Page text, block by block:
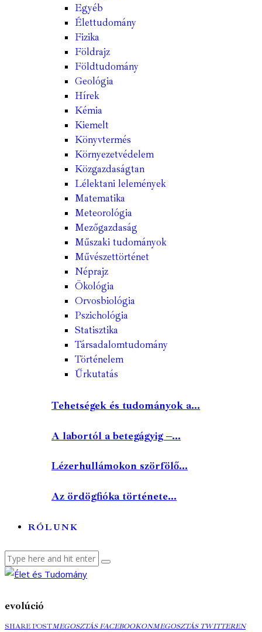
Egyéb
Élettudomány
Fizika
Földrajz
Földtudomány
Geológia
Hírek
Kémia
Kiemelt
Könyvtermés
Környezetvédelem
Közgazdaságtan
Lélektani lelemények
Matematika
Meteorológia
Mezőgazdaság
Műszaki tudományok
Művészettörténet
Néprajz
Ökológia
Orvosbiológia
Pszichológia
Statisztika
Társadalomtudomány
Történelem
Űrkutatás
Tehetségek és tudományok a...
A labortól a betegágyig –...
Lézerhullámokon szörfölő...
Az ördögfióka története...
RÓLUNK
evolúció
SHARE POSTMEGOSZTÁS
MEGOSZTÁS FACEBOOKONMEGOSZTÁS
MEGOSZTÁS TWITTEREN